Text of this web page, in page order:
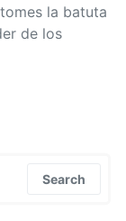
la batuta
de los
Search